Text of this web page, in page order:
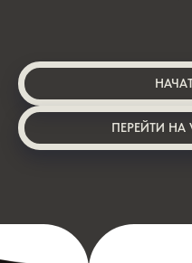
ПЕРЕЙТИ НА